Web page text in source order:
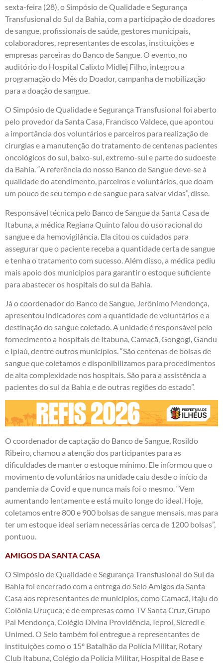
sexta-feira (28), o Simpósio de Qualidade e Segurança
Transfusional do Sul da Bahia, com a participação de doadores
de sangue, profissionais de saúde, gestores municipais,
colaboradores, representantes de escolas, instituições e
empresas parceiras do Banco de Sangue. O evento, no
auditório do Hospital Calixto Midlej Filho, integrou a
programação do Mês do Doador, campanha de mobilização
para a doação de sangue.
O Simpósio de Qualidade e Segurança Transfusional foi aberto
pelo provedor da Santa Casa, Francisco Valdece, que apontou
a importância dos voluntários e parceiros para realização de
cirurgias e a manutenção do tratamento de centenas pacientes
oncológicos do sul, baixo-sul, extremo-sul e parte do sudoeste
da Bahia. “A referência do nosso Banco de Sangue deve-se à
qualidade do atendimento, parceiros e voluntários, que doam
um pouco de seu tempo e de sangue para salvar vidas”, disse.
Responsável técnica pelo Banco de Sangue da Santa Casa de
Itabuna, a médica Regiana Quinto falou do uso racional do
sangue e da hemovigilância. Ela citou os cuidados para
assegurar que o paciente receba a quantidade certa de sangue
e tenha o tratamento com sucesso. Além disso, a médica pediu
mais apoio dos municípios para garantir o estoque suficiente
para abastecer os hospitais do sul da Bahia.
Já o coordenador do Banco de Sangue, Jerônimo Mendonça,
apresentou indicadores com a quantidade de voluntários e a
destinação do sangue coletado. A unidade é responsável pelo
fornecimento a hospitais de Itabuna, Camacã, Gongogi, Gandu
e Ipiaú, dentre outros municípios. “São centenas de bolsas de
sangue que coletamos e disponibilizamos para procedimentos
de alta complexidade nos hospitais. São para a assistência a
pacientes do sul da Bahia e de outras regiões do estado”.
O coordenador de captação do Banco de Sangue, Rosildo
Ribeiro, chamou a atenção dos participantes para as
dificuldades de manter o estoque mínimo. Ele informou que o
movimento de voluntários na unidade caiu desde o início da
pandemia da Covid e que nunca mais foi o mesmo. “Vem
aumentando lentamente e está muito longe do ideal. Hoje,
coletamos entre 800 e 900 bolsas de sangue mensais, mas para
ter um estoque ideal seriam necessárias cerca de 1200 bolsas”,
pontuou.
AMIGOS DA SANTA CASA
O Simpósio de Qualidade e Segurança Transfusional do Sul da
Bahia foi encerrado com a entrega do Selo Amigos da Santa
Casa aos representantes de municípios, como Camacã, Itaju do
Colônia Uruçuca; e de empresas como TV Santa Cruz, Grupo
Pai Mendonça, Colégio Divina Providência, Ieprol, Sicredi e
Unimed. O Selo também foi entregue a representantes de
instituições como o 15º Batalhão da Polícia Militar, Rotary
Club Itabuna, Colégio da Polícia Militar, Hospital de Base e